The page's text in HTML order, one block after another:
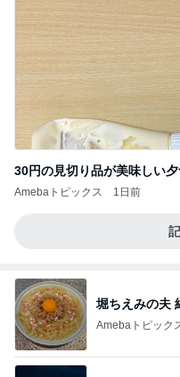
30円の見切り品が美味しい
Amebaトピックス 1日前
堀ちえみの夫
Amebaトピック